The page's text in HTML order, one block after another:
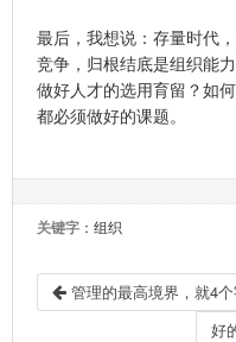
最后，我想说：存量时代
竞争，归根结底是组织能
做好人才的选用育留？如
都必须做好的课题。
关键字 ：组织
管理的最高境界，就4
好